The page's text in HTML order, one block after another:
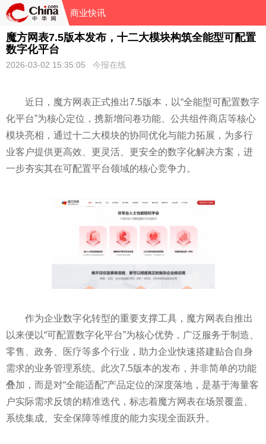
商业快讯
魔方网表7.5版本发布，十二大模块构筑全能型可配置
数字化平台
2026-03-02 15:35:05 今报在线
近日，魔方网表正式推出7.5版本，以“全能型可配置数字
化平台”为核心定位，携新增问卷功能、公共组件商店等核心
模块亮相，通过十二大模块的协同优化与能力拓展，为多行
业客户提供更高效、更灵活、更安全的数字化解决方案，进
一步夯实其在可配置平台领域的核心竞争力。
作为企业数字化转型的重要支撑工具，魔方网表自推出
以来便以“可配置数字化平台”为核心优势，广泛服务于制造、
零售、政务、医疗等多个行业，助力企业快速搭建贴合自身
需求的业务管理系统。此次7.5版本的发布，并非简单的功能
叠加，而是对“全能适配”产品定位的深度落地，是基于海量客
户实际需求反馈的精准迭代，标志着魔方网表在场景覆盖、
系统集成、安全保障等维度的能力实现全面跃升。